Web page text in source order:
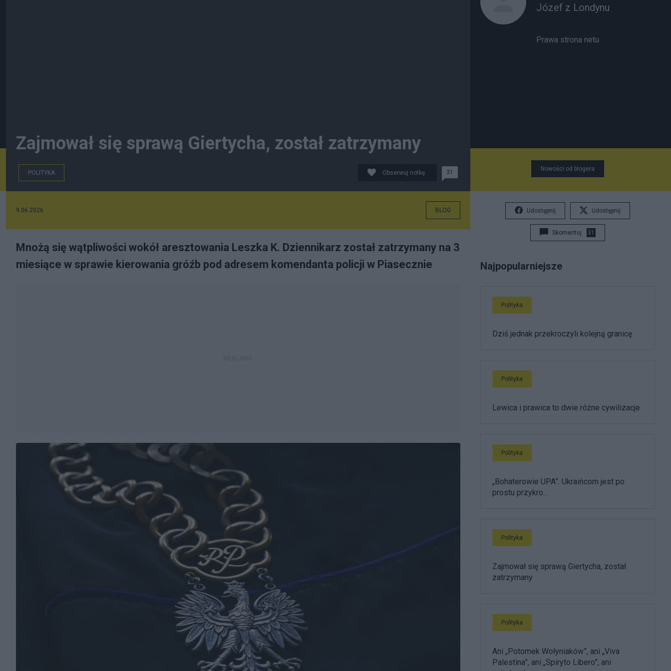
Zajmował się sprawą Giertycha, został zatrzymany
POLITYKA Obserwuj notkę 31
9.06.2026 BLOG
Mnożą się wątpliwości wokół aresztowania Leszka K. Dziennikarz został zatrzymany na 3
miesiące w sprawie kierowania gróźb pod adresem komendanta policji w Piasecznie
Józef z Londynu
Prawa strona netu
Nowości od blogera
Udostępnij Udostępnij
Skomentuj 31
Najpopularniejsze
Polityka
Dziś jednak przekroczyli kolejną granicę
Polityka
Lewica i prawica to dwie różne cywilizacje
Polityka
„Bohaterowie UPA”. Ukraińcom jest po
prostu przykro…
Polityka
Zajmował się sprawą Giertycha, został
zatrzymany
Polityka
Ani „Potomek Wołyniaków”, ani „Viva
Palestina”, ani „Spiryto Libero”, ani